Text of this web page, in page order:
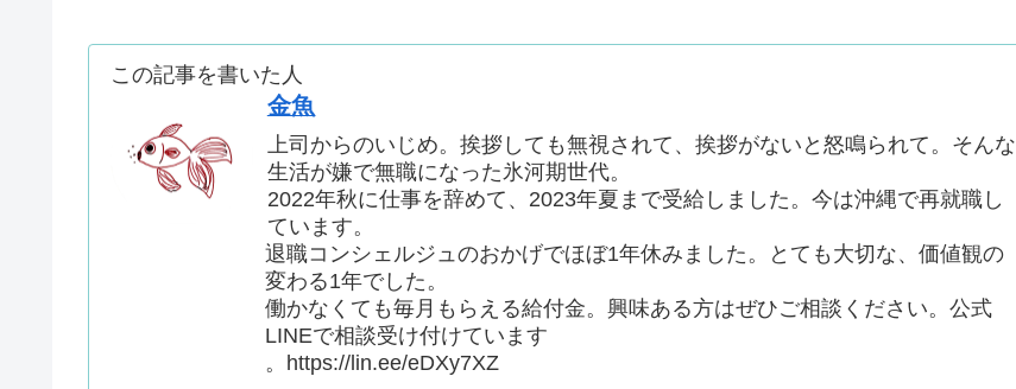
この記事を書いた人
金魚
上司からのいじめ。挨拶しても無視されて、挨拶がないと怒鳴られて。そんな
生活が嫌で無職になった氷河期世代。
2022年秋に仕事を辞めて、2023年夏まで受給しました。今は沖縄で再就職し
ています。
退職コンシェルジュのおかげでほぼ1年休みました。とても大切な、価値観の
変わる1年でした。
働かなくても毎月もらえる給付金。興味ある方はぜひご相談ください。公式
LINEで相談受け付けています
。https://lin.ee/eDXy7XZ